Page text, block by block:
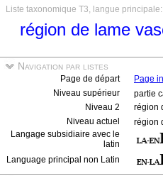
Liste taxonomique T3, langue
région de lame
Navigation par listes
Page de départ
Page
Niveau supérieur
partie
Niveau 2
région
Niveau actuel
région
Langage subsidiaire avec le
latin
Language principal non Latin